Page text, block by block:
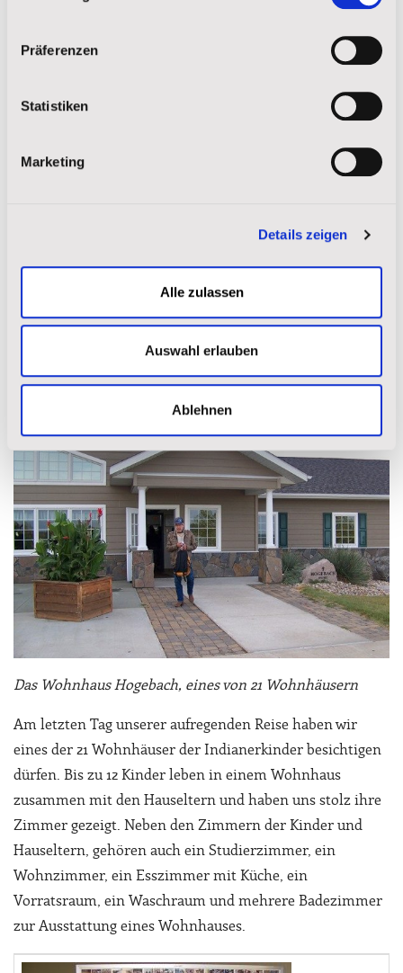
Präferenzen
Statistiken
Marketing
Details zeigen
Alle zulassen
Auswahl erlauben
Ablehnen
Die Bibliothek der St. Joseph´s Indian School
Am Abend fand ein Bankettessen im Cedar Shore Resort
amerikanische Spender kennengelernt haben.
Das Wohnhaus Hogebach, eines von 21 Wohnhäusern
Am letzten Tag unserer aufregenden Reise haben wir
eines der 21 Wohnhäuser der Indianerkinder besichtigen
dürfen. Bis zu 12 Kinder leben in einem Wohnhaus
zusammen mit den Hauseltern und haben uns stolz ihre
Zimmer gezeigt. Neben den Zimmern der Kinder und
Hauseltern, gehören auch ein Studierzimmer, ein
Wohnzimmer, ein Esszimmer mit Küche, ein
Vorratsraum, ein Waschraum und mehrere Badezimmer
zur Ausstattung eines Wohnhauses.